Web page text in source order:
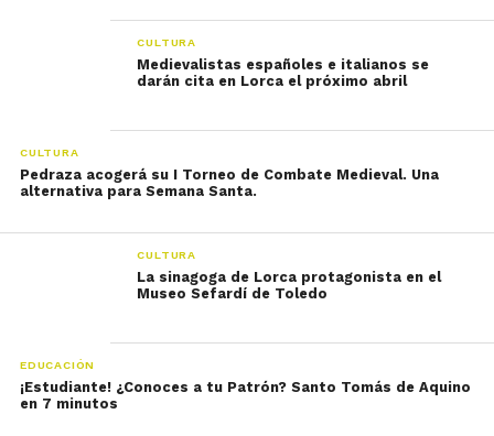
CULTURA
Medievalistas españoles e italianos se
darán cita en Lorca el próximo abril
CULTURA
Pedraza acogerá su I Torneo de Combate Medieval. Una
alternativa para Semana Santa.
CULTURA
La sinagoga de Lorca protagonista en el
EDUCACIÓN
¡Estudiante! ¿Conoces a tu Patrón? Santo Tomás de Aquino
en 7 minutos